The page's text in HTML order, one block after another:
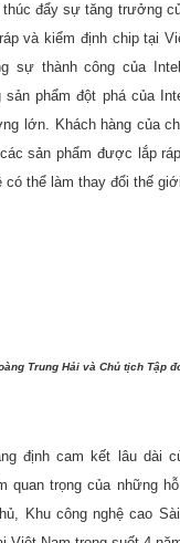
đẩy sự tăng trưởng
và kiểm định chip tại
sự thành công của
sản phẩm đột phá của
lớn. Khách hàng của
sản phẩm được lắp
có thể làm thay đổi thế
Trung Hải và Chủ tịch Tập
định cam kết lâu dài
quan trọng của những
Khu công nghệ cao